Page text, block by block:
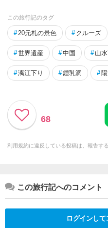
この旅行記のタグ
# 20元札の景色 # クルーズ
#世界遺産 #中国 # 山
#漓江下り #鍾乳洞 #
68
利用規約に違反している投稿は、報告す
この旅行記へのコメント
ログインして